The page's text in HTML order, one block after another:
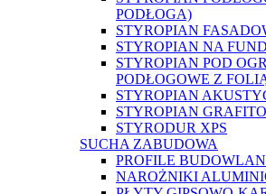
PODŁOGA)
STYROPIAN
STYROPIAN NA
STYROPIAN POD
PODŁOGOWE Z
STYROPIAN
STYROPIAN
STYRODUR XPS
SUCHA ZABUDOWA
PROFILE
NAROŻNIKI